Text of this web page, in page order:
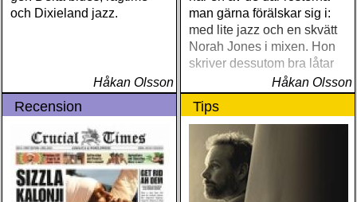
och Dixieland jazz.
Håkan Olsson
man gärna förälskar sig i:
med lite jazz och en skvätt
Norah Jones i mixen. Hon
skriver dessutom bra låtar
Håkan Olsson
Recension Tips